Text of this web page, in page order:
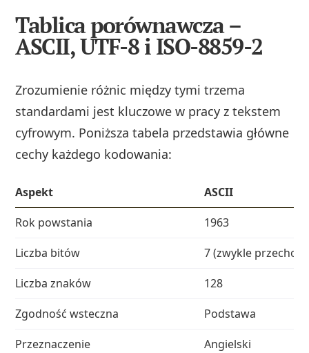
Tablica porównawcza –
ASCII, UTF-8 i ISO-8859-2
Zrozumienie różnic między tymi trzema
standardami jest kluczowe w pracy z tekstem
cyfrowym. Poniższa tabela przedstawia główne
cechy każdego kodowania:
Aspekt
ASCII
Rok powstania
1963
Liczba bitów
7 (zwykle
Liczba znaków
128
Zgodność wsteczna
Podstawa
Przeznaczenie
Angielski